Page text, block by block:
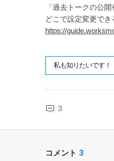
「過去トークの公
どこで設定変更でき
https://
私も知りたいです！
3
コメント 3